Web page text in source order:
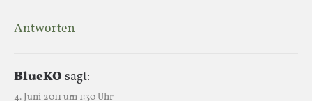
Antworten
BlueKO sagt:
4. Juni 2011 um 1:30 Uhr